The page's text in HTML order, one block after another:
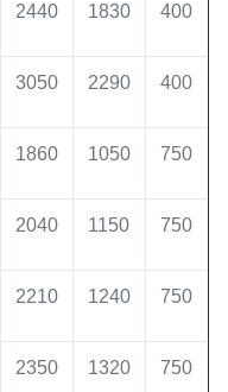
2440 1830 400
3050 2290 400
1860 1050 750
2040 1150 750
2210 1240 750
2350 1320 750